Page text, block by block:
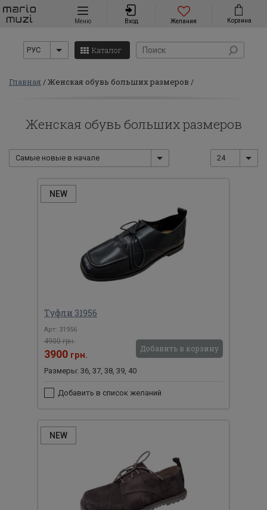
Навигация
Меню Вход Желания Корзина
РУС Каталог
Главная Женская обувь больших размеров
Женская обувь больших размеров
Самые новые в начале 24
NEW
Туфли 31956
Арт: 31956
4900 грн.
3900 грн.
Добавить в корзину
Размеры: 36, 37, 38, 39, 40
Добавить в список желаний
NEW